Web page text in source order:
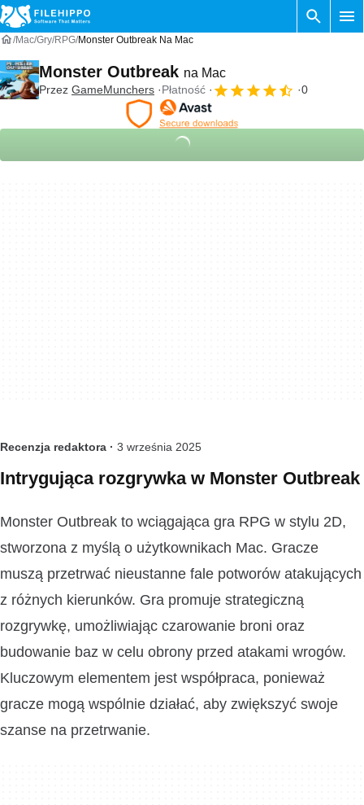
Mac Gry RPG Monster Outbreak Na Mac
Monster Outbreak na Mac
Przez GameMunchers Płatność 0
Recenzja redaktora · 3 września 2025
Intrygująca rozgrywka w Monster Outbreak
Monster Outbreak to wciągająca gra RPG w stylu 2D,
stworzona z myślą o użytkownikach Mac. Gracze
muszą przetrwać nieustanne fale potworów atakujących
z różnych kierunków. Gra promuje strategiczną
rozgrywkę, umożliwiając czarowanie broni oraz
budowanie baz w celu obrony przed atakami wrogów.
Kluczowym elementem jest współpraca, ponieważ
gracze mogą wspólnie działać, aby zwiększyć swoje
szanse na przetrwanie.